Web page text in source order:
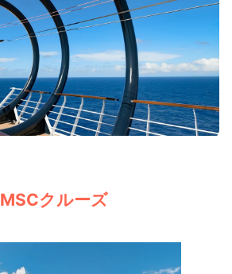
MSCクルーズ